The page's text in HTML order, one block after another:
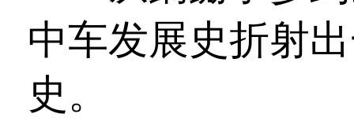
中车发展史折射
史。